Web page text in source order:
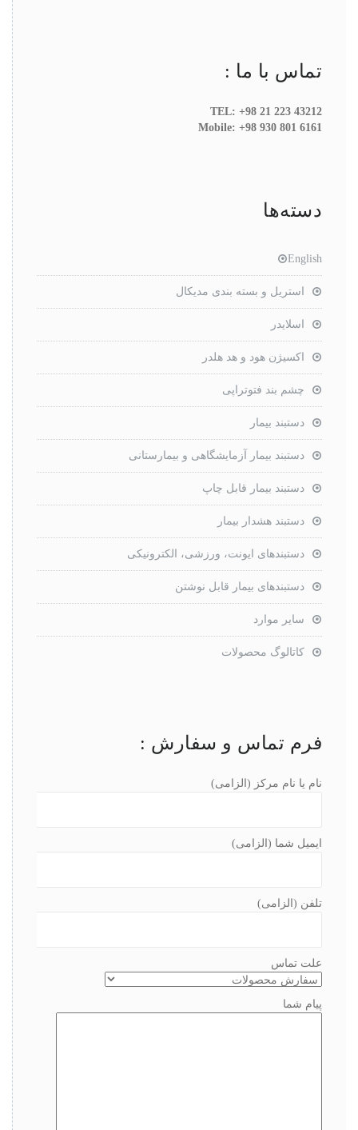
تماس با ما :
TEL: +98 21 223 43212
Mobile: +98 930 801 6161
دسته‌ها
English
استریل و بسته بندی مدیکال
اسلایدر
اکسیژن هود و هد هلدر
چشم بند فتوتراپی
دستبند بیمار
دستبند بیمار آزمایشگاهی و بیمارستانی
دستبند بیمار قابل چاپ
دستبند هشدار بیمار
دستبندهای ایونت، ورزشی، الکترونیکی
دستبندهای بیمار قابل نوشتن
سایر موارد
کاتالوگ محصولات
فرم تماس و سفارش :
نام یا نام مرکز (الزامی)
ایمیل شما (الزامی)
تلفن (الزامی)
علت تماس
پیام شما